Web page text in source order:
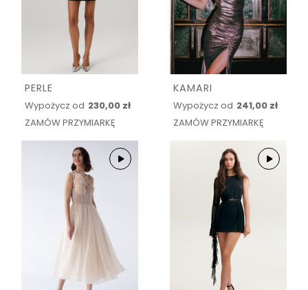
PERLE
Wypożycz od 230,00 zł
ZAMÓW PRZYMIARKĘ
KAMARI
Wypożycz od 241,00 zł
ZAMÓW PRZYMIARKĘ